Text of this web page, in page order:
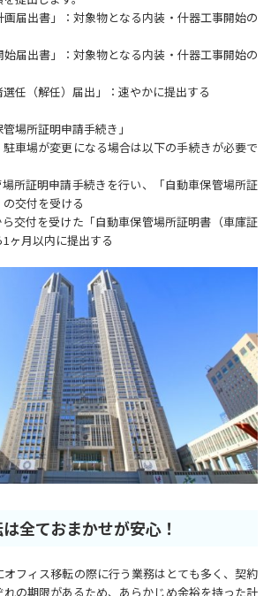
画届出書」：対象物となる内装・什器工事開始の
始届出書」：対象物となる内装・什器工事開始の
選任（解任）届出」：速やかに提出する
場所証明申請手続き」
車場が変更になる場合は以下の手続きが必要で
所証明申請手続きを行い、「自動車保管場所証
交付を受ける
交付を受けた「自動車保管場所証明書（車庫証
ヶ月以内に提出する
全ておまかせが安心！
フィス移転の際に行う業務はとても多く、契約
の期限があるため、あらかじめ余裕を持った計